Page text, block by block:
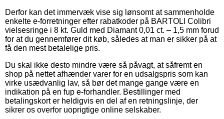
Derfor kan det immervæk vise sig lønsomt at sammenholde
enkelte e-forretninger efter rabatkoder på BARTOLI Colibri
vielsesringe i 8 kt. Guld med Diamant 0,01 ct. – 1,5 mm forud
for at du gennemfører dit køb, således at man er sikker på at
få den mest betalelige pris.
Du skal ikke desto mindre være så påvagt, at såfremt en
shop på nettet afhænder varer for en udsalgspris som kan
virke usædvanlig lav, så bør det mange gange være en
indikation på en fup e-forhandler. Bestillinger med
betalingskort er heldigvis en del af en retningslinje, der
sikrer os overfor uoprigtige online selskaber.